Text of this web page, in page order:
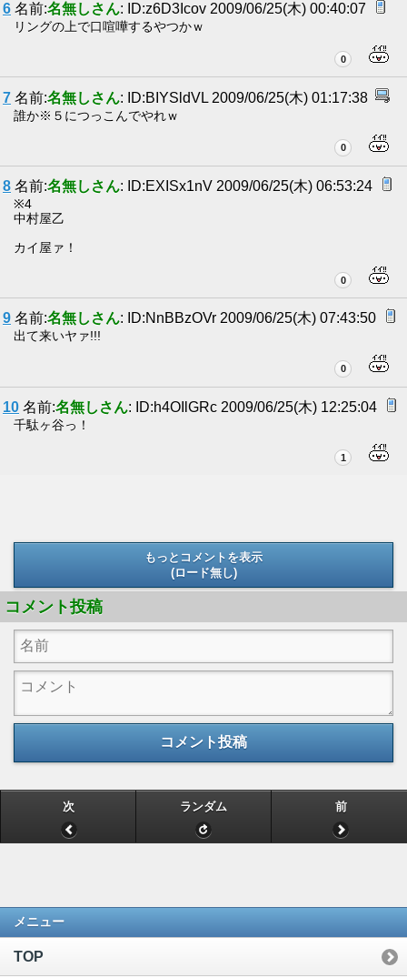
6 名前:名無しさん: ID:z6D3Icov 2009/06/25(木) 00:40:07
リングの上で口喧嘩するやつかｗ
0
7 名前:名無しさん: ID:BIYSldVL 2009/06/25(木) 01:17:38
誰か※５につっこんでやれｗ
0
8 名前:名無しさん: ID:EXISx1nV 2009/06/25(木) 06:53:24
※4
中村屋乙
カイ屋ァ！
0
9 名前:名無しさん: ID:NnBBzOVr 2009/06/25(木) 07:43:50
出て来いヤァ!!!
0
10 名前:名無しさん: ID:h4OIlGRc 2009/06/25(木) 12:25:04
千駄ヶ谷っ！
1
もっとコメントを表示
(ロード無し)
コメント投稿
コメント投稿
次 ランダム 前
メニュー
TOP